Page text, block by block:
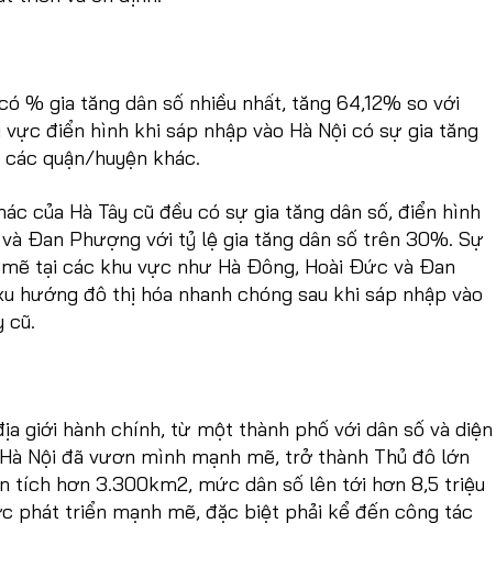
% gia tăng dân số nhiều nhất, tăng 64,12% so với
điển hình khi sáp nhập vào Hà Nội có sự gia tăng
quận/huyện khác.
của Hà Tây cũ đều có sự gia tăng dân số, điển hình
Đan Phượng với tỷ lệ gia tăng dân số trên 30%. Sự
tại các khu vực như Hà Đông, Hoài Đức và Đan
hướng đô thị hóa nhanh chóng sau khi sáp nhập vào
cũ.
giới hành chính, từ một thành phố với dân số và diện
Nội đã vươn mình mạnh mẽ, trở thành Thủ đô lớn
tích hơn 3.300km2, mức dân số lên tới hơn 8,5 triệu
phát triển mạnh mẽ, đặc biệt phải kể đến công tác